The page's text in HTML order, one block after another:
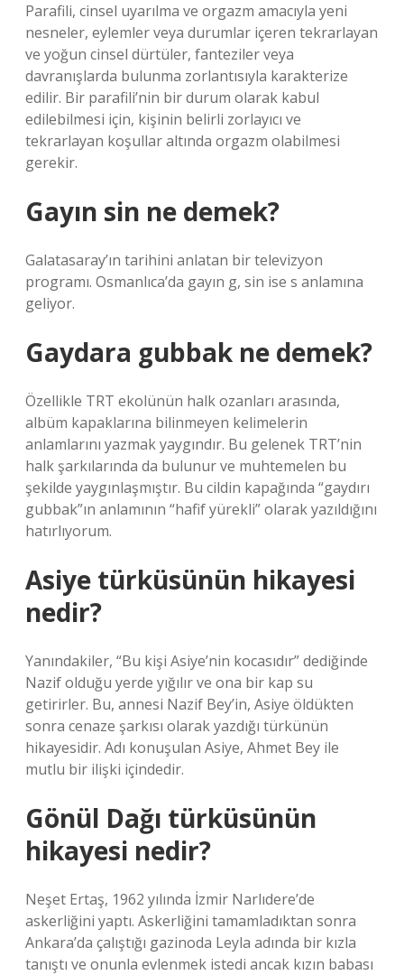
Parafili, cinsel uyarılma ve orgazm amacıyla yeni
nesneler, eylemler veya durumlar içeren tekrarlayan
ve yoğun cinsel dürtüler, fanteziler veya
davranışlarda bulunma zorlantısıyla karakterize
edilir. Bir parafili’nin bir durum olarak kabul
edilebilmesi için, kişinin belirli zorlayıcı ve
tekrarlayan koşullar altında orgazm olabilmesi
gerekir.
Gayın sin ne demek?
Galatasaray’ın tarihini anlatan bir televizyon
programı. Osmanlıca’da gayın g, sin ise s anlamına
geliyor.
Gaydara gubbak ne demek?
Özellikle TRT ekolünün halk ozanları arasında,
albüm kapaklarına bilinmeyen kelimelerin
anlamlarını yazmak yaygındır. Bu gelenek TRT’nin
halk şarkılarında da bulunur ve muhtemelen bu
şekilde yaygınlaşmıştır. Bu cildin kapağında “gaydırı
gubbak”ın anlamının “hafif yürekli” olarak yazıldığını
hatırlıyorum.
Asiye türküsünün hikayesi
nedir?
Yanındakiler, “Bu kişi Asiye’nin kocasıdır” dediğinde
Nazif olduğu yerde yığılır ve ona bir kap su
getirirler. Bu, annesi Nazif Bey’in, Asiye öldükten
sonra cenaze şarkısı olarak yazdığı türkünün
hikayesidir. Adı konuşulan Asiye, Ahmet Bey ile
mutlu bir ilişki içindedir.
Gönül Dağı türküsünün
hikayesi nedir?
Neşet Ertaş, 1962 yılında İzmir Narlıdere’de
askerliğini yaptı. Askerliğini tamamladıktan sonra
Ankara’da çalıştığı gazinoda Leyla adında bir kızla
tanıştı ve onunla evlenmek istedi ancak kızın babası